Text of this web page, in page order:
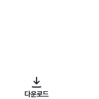
다운로드